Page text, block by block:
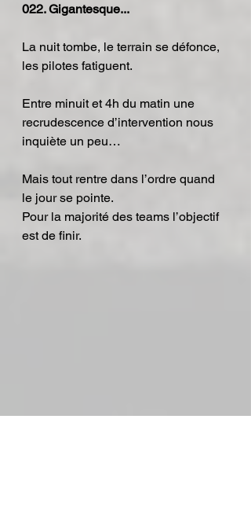
022. Gigantesque...
La nuit tombe, le terrain se défonce,
les pilotes fatiguent.
Entre minuit et 4h du matin une
recrudescence d’intervention nous
inquiète un peu…
Mais tout rentre dans l’ordre quand
le jour se pointe.
Pour la majorité des teams l’objectif
est de finir.